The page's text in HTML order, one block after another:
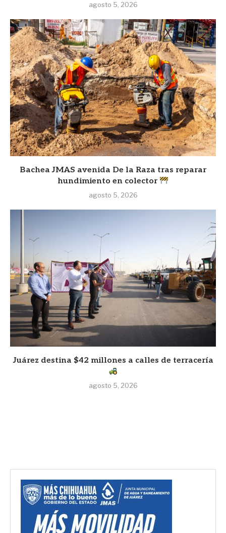
agosto 5, 2026
Bachea JMAS avenida De la Raza tras reparar
hundimiento en colector
agosto 5, 2026
Juárez destina $42 millones a calles de terracería
agosto 5, 2026